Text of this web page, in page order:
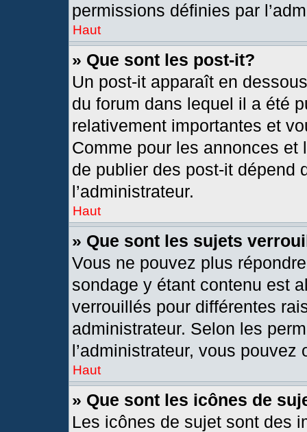
permissions définies par
Haut
» Que sont les post-it?
Un post-it apparaît en
du forum dans lequel il a été
relativement importantes et
Comme pour les annonces
de publier des post-it dépend
l’administrateur.
Haut
» Que sont les sujets
Vous ne pouvez plus
sondage y étant contenu est
verrouillés pour différentes
administrateur. Selon les
l’administrateur, vous
Haut
» Que sont les icônes de
Les icônes de sujet sont des